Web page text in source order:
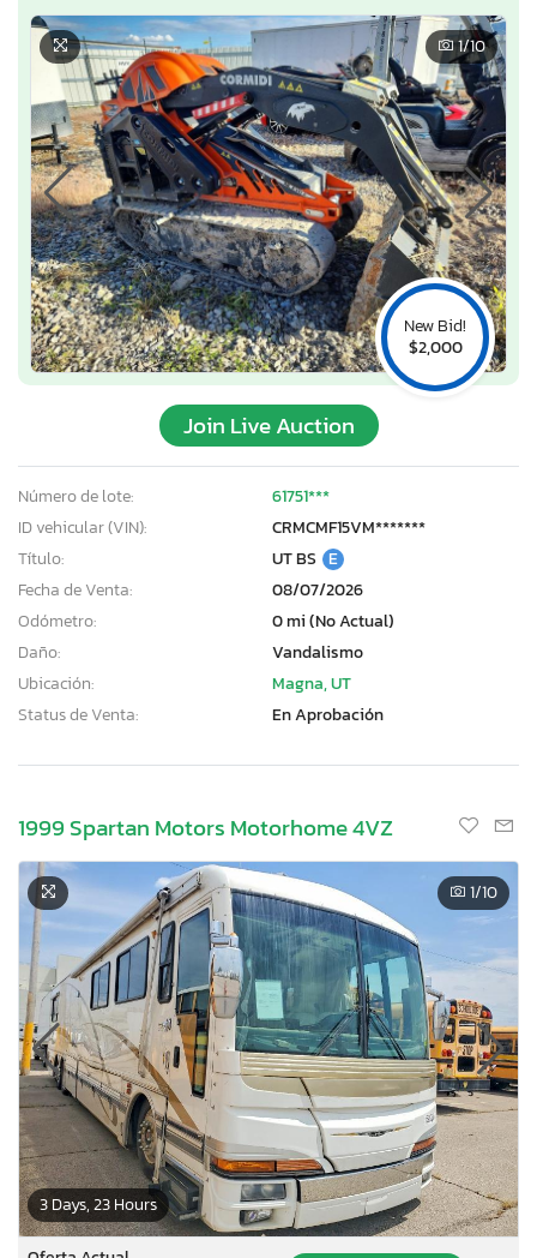
New Bid!
$2,000
1/10
Join Live Auction
Número de lote:
61751***
ID vehicular (VIN):
CRMCMF15VM*******
Título:
UT BS E
Fecha de Venta:
08/07/2026
Odómetro:
0 mi (No Actual)
Daño:
Vandalismo
Ubicación:
Magna, UT
Status de Venta:
En Aprobación
1999 Spartan Motors Motorhome 4VZ
3 Days, 23 Hours
1/10